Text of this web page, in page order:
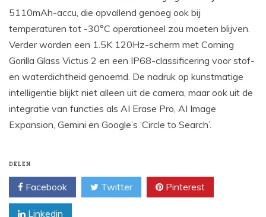
5110mAh-accu, die opvallend genoeg ook bij
temperaturen tot -30°C operationeel zou moeten blijven.
Verder worden een 1.5K 120Hz-scherm met Corning
Gorilla Glass Victus 2 en een IP68-classificering voor stof-
en waterdichtheid genoemd. De nadruk op kunstmatige
intelligentie blijkt niet alleen uit de camera, maar ook uit de
integratie van functies als AI Erase Pro, AI Image
Expansion, Gemini en Google’s ‘Circle to Search’.
DELEN
Facebook Twitter Pinterest
Linkedin